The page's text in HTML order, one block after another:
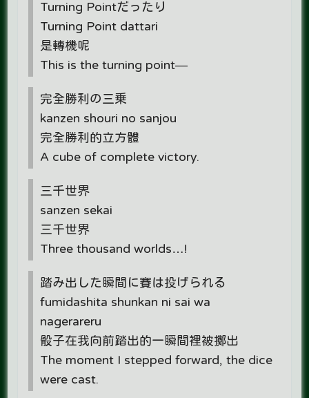
Turning Pointだったり
Turning Point dattari
是轉機呢
This is the turning point—
完全勝利の三乗
kanzen shouri no sanjou
完全勝利的立方體
A cube of complete victory.
三千世界
sanzen sekai
三千世界
Three thousand worlds…!
踏み出した瞬間に賽は投げられる
fumidashita shunkan ni sai wa
nagerareru
骰子在我向前踏出的一瞬間裡被擲出
The moment I stepped forward, the dice
were cast.